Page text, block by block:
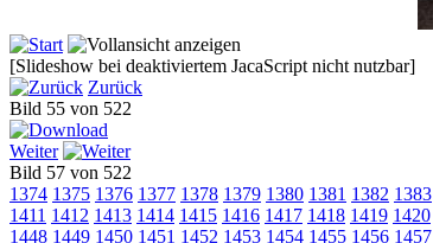
[Slideshow bei deaktiviertem JacaScript nicht nutzbar]
Zurück
Bild 55 von 522
Weiter
Bild 57 von 522
1374 1375 1376 1377 1378 1379 1380 1381 1382 1383
1411 1412 1413 1414 1415 1416 1417 1418 1419 1420
1448 1449 1450 1451 1452 1453 1454 1455 1456 1457